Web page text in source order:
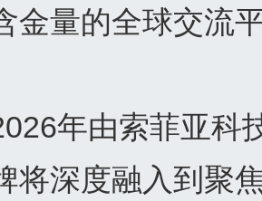
金量的全球交流
年由索菲亚科
将深度融入到聚